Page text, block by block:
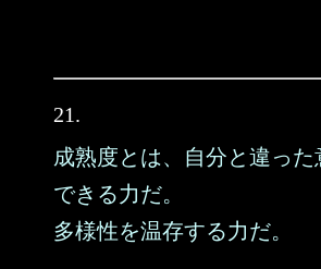
21.
成熟度とは、自分と違っ
できる力だ。
多様性を温存する力だ。